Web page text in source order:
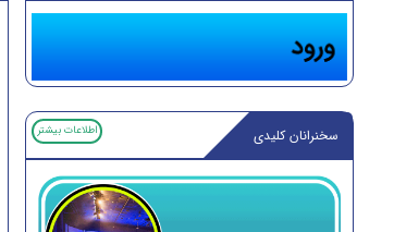
سخنرانان کلیدی اطلاعات بیشتر